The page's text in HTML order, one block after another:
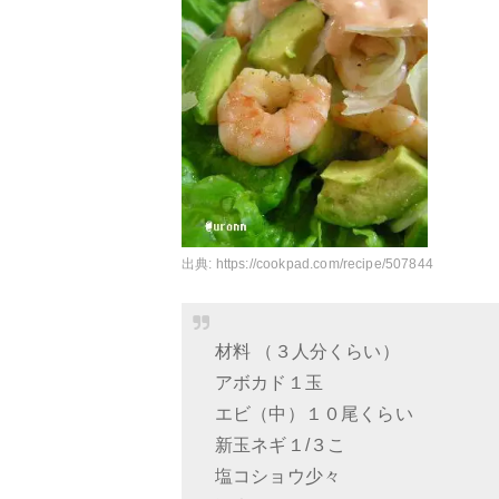
出典: https://cookpad.com/recipe/507844
材料 （３人分くらい）
アボカド１玉
エビ（中）１０尾くらい
新玉ネギ１/３こ
塩コショウ少々